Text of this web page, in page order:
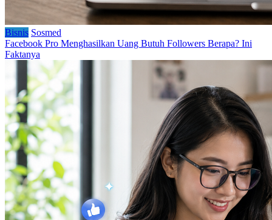
Bisnis Sosmed
Facebook Pro Menghasilkan Uang Butuh Followers Berapa? Ini
Faktanya